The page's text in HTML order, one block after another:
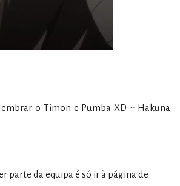
o Timon e Pumba XD ~ Hakuna
parte da equipa é só ir à página de